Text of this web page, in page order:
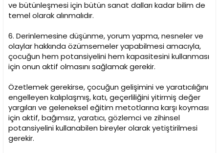
ve bütünleşmesi için bütün sanat dalları kadar bilim de
temel olarak alınmalıdır.
6. Derinlemesine düşünme, yorum yapma, nesneler ve
olaylar hakkında özümsemeler yapabilmesi amacıyla,
çocuğun hem potansiyelini hem kapasitesini kullanması
için onun aktif olmasını sağlamak gerekir.
Özetlemek gerekirse, çocuğun gelişimini ve yaratıcılığını
engelleyen kalıplaşmış, katı, geçerliliğini yitirmiş değer
yargıları ve geleneksel eğitim metotlarına karşı koyması
için aktif, bağımsız, yaratıcı, gözlemci ve zihinsel
potansiyelini kullanabilen bireyler olarak yetiştirilmesi
gerekir.